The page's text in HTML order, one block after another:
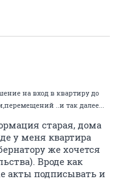
на вход в квартиру до
..и так далее...
старая, дома
у меня квартира
же хочется
Вроде как
акты подписывать и